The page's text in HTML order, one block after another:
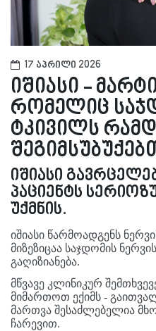
17 აპრილი 2026
იშიასი -
რომელიც
ტკივილს
იშიასი
პაციენტს
უქმნის.
იშიასი წარმოადგენს
მიზეზიცაა საჯდომის
გაღიზიანება.
მწვავე კლინიკურ
მიმართოთ ექიმს -
მართვა შესაძლებელია
ჩარევით.